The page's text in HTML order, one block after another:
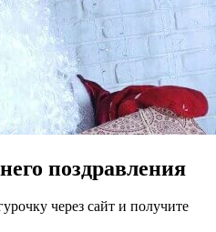
поздравления
через сайт и получите